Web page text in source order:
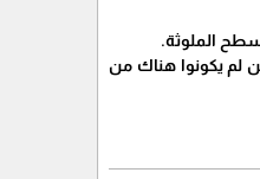
لم يكونوا هناك من